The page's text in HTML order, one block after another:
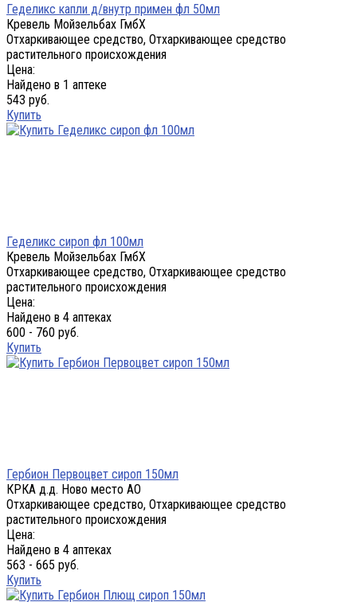
Геделикс капли д/внутр примен фл 50мл
Кревель Мойзельбах ГмбХ
Отхаркивающее средство, Отхаркивающее средство
растительного происхождения
Цена:
Найдено в 1 аптеке
543 руб.
Купить
Геделикс сироп фл 100мл
Кревель Мойзельбах ГмбХ
Отхаркивающее средство, Отхаркивающее средство
растительного происхождения
Цена:
Найдено в 4 аптеках
600 - 760 руб.
Купить
Гербион Первоцвет сироп 150мл
КРКА д.д. Ново место АО
Отхаркивающее средство, Отхаркивающее средство
растительного происхождения
Цена:
Найдено в 4 аптеках
563 - 665 руб.
Купить